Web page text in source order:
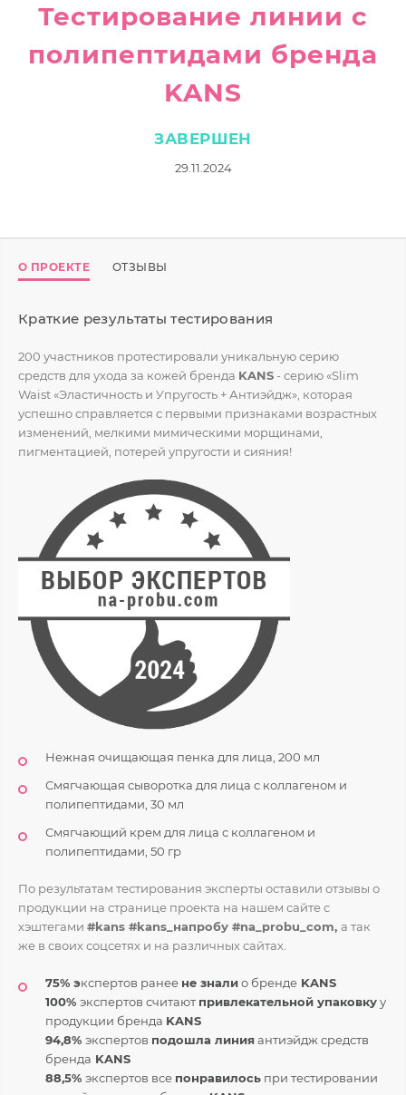
ЗАВЕРШЕН
29.11.2024
Тестирование линии с
полипептидами бренда
KANS
О ПРОЕКТЕ ОТЗЫВЫ
Краткие результаты тестирования
200 участников протестировали уникальную серию
средств для ухода за кожей бренда KANS- серию «Slim
Waist «Эластичность и Упругость + Антиэйдж», которая
успешно справляется с первыми признаками возрастных
изменений, мелкими мимическими морщинами,
пигментацией, потерей упругости и сияния!
Нежная очищающая пенка для лица, 200 мл
Смягчающая сыворотка для лица с коллагеном и
полипептидами, 30 мл
Смягчающий крем для лица с коллагеном и
полипептидами, 50 гр
По результатам тестирования эксперты оставили отзывы о
продукции на странице проекта на нашем сайте с
хэштегами #kans #kans_напробу #na_probu_com, а так
же в своих соцсетях и на различных сайтах.
75% экспертов ранее не зналио бренде KANS
100% экспертов считают привлекательной упаковкуу
продукции бренда KANS
94,8% экспертов подошла линияантиэйдж средств
бренда KANS
88,5% экспертов все понравилось при тестировании